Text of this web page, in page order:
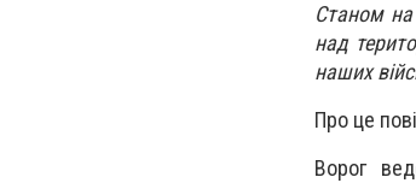
Станом на
над
наших
Про це
Ворог